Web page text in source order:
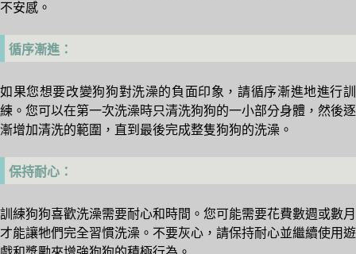
不安感。
循序漸進：
如果您想要改變狗狗對洗澡的負面印象，請循序漸進地進行訓
練。您可以在第一次洗澡時只清洗狗狗的一小部分身體，然後逐
漸增加清洗的範圍，直到最後完成整隻狗狗的洗澡。
保持耐心：
訓練狗狗喜歡洗澡需要耐心和時間。您可能需要花費數週或數月
才能讓牠們完全習慣洗澡。不要灰心，請保持耐心並繼續使用遊